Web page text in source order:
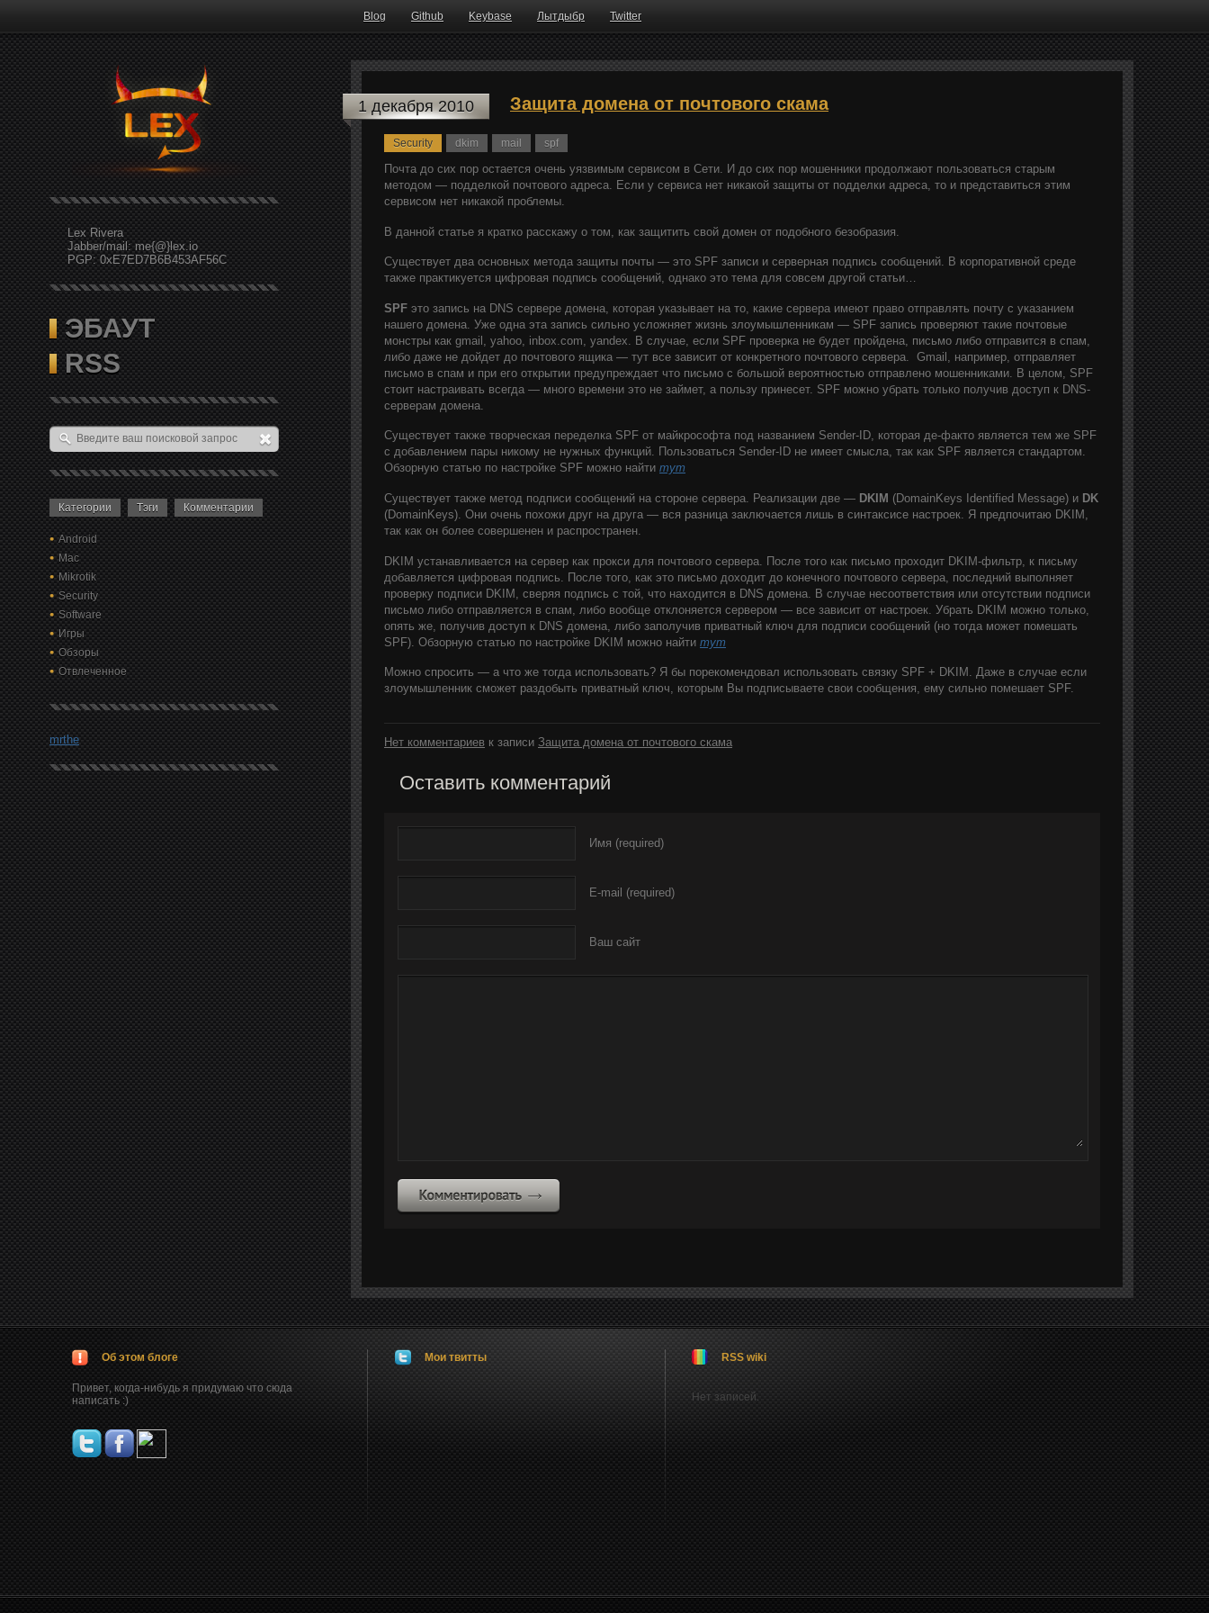
Blog Github Keybase Лытдыбр Twitter
Lex Rivera
Jabber/mail: me{@}lex.io
PGP: 0xE7ED7B6B453AF56C
ЭБАУТ
RSS
Категории Тэги Комментарии
Android
Mac
Mikrotik
Security
Software
Игры
Обзоры
Отвлеченное
mrthe
1 декабря 2010 Защита домена от почтового скама
Security dkim mail spf
Почта до сих пор остается очень уязвимым сервисом в Сети. И до сих пор мошенники продолжают пользоваться старым
методом — подделкой почтового адреса. Если у сервиса нет никакой защиты от подделки адреса, то и представиться этим
сервисом нет никакой проблемы.
В данной статье я кратко расскажу о том, как защитить свой домен от подобного безобразия.
Существует два основных метода защиты почты — это SPF записи и серверная подпись сообщений. В корпоративной среде
также практикуется цифровая подпись сообщений, однако это тема для совсем другой статьи…
SPF это запись на DNS сервере домена, которая указывает на то, какие сервера имеют право отправлять почту с указанием
нашего домена. Уже одна эта запись сильно усложняет жизнь злоумышленникам — SPF запись проверяют такие почтовые
монстры как gmail, yahoo, inbox.com, yandex. В случае, если SPF проверка не будет пройдена, письмо либо отправится в спам,
либо даже не дойдет до почтового ящика — тут все зависит от конкретного почтового сервера. Gmail, например, отправляет
письмо в спам и при его открытии предупреждает что письмо с большой вероятностью отправлено мошенниками. В целом, SPF
стоит настраивать всегда — много времени это не займет, а пользу принесет. SPF можно убрать только получив доступ к DNS-
серверам домена.
Существует также творческая переделка SPF от майкрософта под названием Sender-ID, которая де-факто является тем же SPF
с добавлением пары никому не нужных функций. Пользоваться Sender-ID не имеет смысла, так как SPF является стандартом.
Обзорную статью по настройке SPF можно найти тут
Существует также метод подписи сообщений на стороне сервера. Реализации две — DKIM (DomainKeys Identified Message) и DK
(DomainKeys). Они очень похожи друг на друга — вся разница заключается лишь в синтаксисе настроек. Я предпочитаю DKIM,
так как он более совершенен и распространен.
DKIM устанавливается на сервер как прокси для почтового сервера. После того как письмо проходит DKIM-фильтр, к письму
добавляется цифровая подпись. После того, как это письмо доходит до конечного почтового сервера, последний выполняет
проверку подписи DKIM, сверяя подпись с той, что находится в DNS домена. В случае несоответствия или отсутствии подписи
письмо либо отправляется в спам, либо вообще отклоняется сервером — все зависит от настроек. Убрать DKIM можно только,
опять же, получив доступ к DNS домена, либо заполучив приватный ключ для подписи сообщений (но тогда может помешать
SPF). Обзорную статью по настройке DKIM можно найти тут
Можно спросить — а что же тогда использовать? Я бы порекомендовал использовать связку SPF + DKIM. Даже в случае если
злоумышленник сможет раздобыть приватный ключ, которым Вы подписываете свои сообщения, ему сильно помешает SPF.
Нет комментариев к записи Защита домена от почтового скама
Оставить комментарий
Имя (required)
E-mail (required)
Ваш сайт
Об этом блоге
Привет, когда-нибудь я придумаю что сюда
написать :)
Мои твитты RSS wiki
Нет записей.